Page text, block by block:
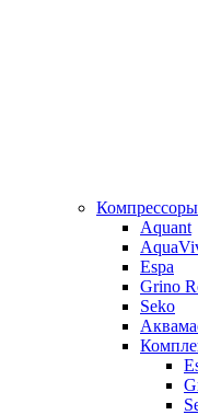
Компрессоры
Aquant
Espa
Grino
Seko